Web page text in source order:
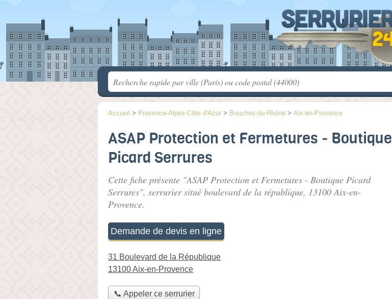
Accueil > Provence-Alpes-Côte d'Azur > Bouches-du-Rhône > Aix-en-Provence
ASAP Protection et Fermetures - Boutique
Picard Serrures
Cette fiche présente "ASAP Protection et Fermetures - Boutique Picard
Serrures", serrurier situé boulevard de la république, 13100 Aix-en-
Provence.
Demande de devis en ligne
31 Boulevard de la République
13100 Aix-en-Provence
📞 Appeler ce serrurier